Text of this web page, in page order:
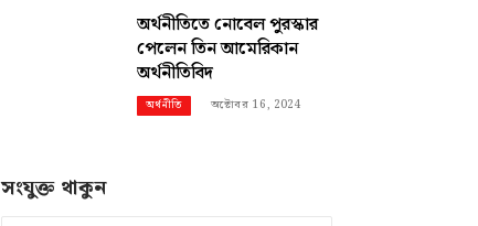
অর্থনীতিতে নোবেল পুরস্কার
পেলেন তিন আমেরিকান
অর্থনীতিবিদ
অর্থনীতি অক্টোবর 16, 2024
সংযুক্ত থাকুন